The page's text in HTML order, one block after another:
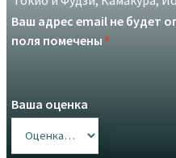
🎡 Йокогама
🌌 Лавовые пещеры и
Ваш адрес email не будет
поля помечены *
Ваша оценка